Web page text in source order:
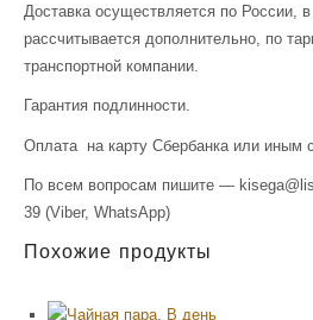
Доставка осуществляется по России,
рассчитывается дополнительно, по
транспортной компании.
Гарантия подлинности.
Оплата на карту Сбербанка или иным
По всем вопросам пишите —
39 (Viber, WhatsApp)
Похожие продукты